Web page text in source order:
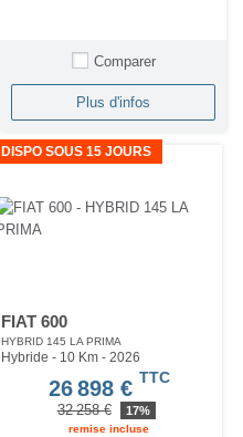
Comparer
Plus d'infos
DISPO SOUS 15 JOURS
FIAT 600
HYBRID 145 LA PRIMA
Hybride - 10 Km- 2026
26 898 € TTC
32 258 € 17%
remise incluse